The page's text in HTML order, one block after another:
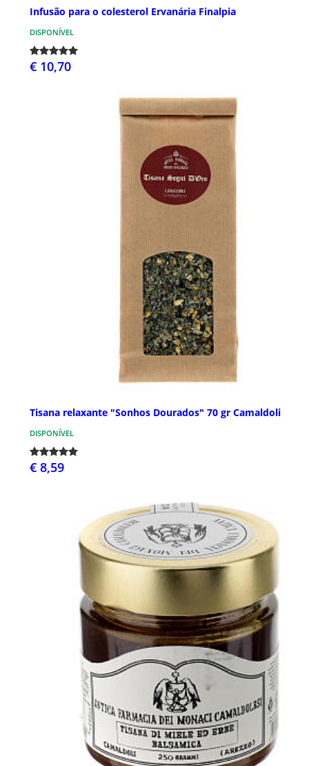
Infusão para o colesterol Ervanária Finalpia
DISPONÍVEL
€ 10,70
Tisana relaxante "Sonhos Dourados" 70 gr Camaldoli
DISPONÍVEL
€ 8,59